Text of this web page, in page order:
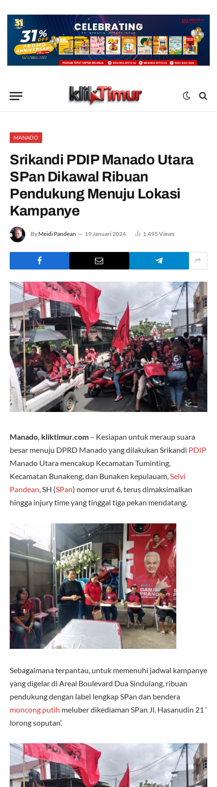
MANADO
Srikandi PDIP Manado Utara
SPan Dikawal Ribuan
Pendukung Menuju Lokasi
Kampanye
By Meidi Pandean 19 Januari 2024 1,495 Views
Manado, kliktimur.com – Kesiapan untuk meraup suara
besar menuju DPRD Manado yang dilakukan Srikandi PDIP
Manado Utara mencakup Kecamatan Tuminting,
Kecamatan Bunakeng, dan Bunaken kepulauam,Selvi
Pandean, SH (SPan) nomor urut 6, terus dimaksimalkan
hingga injury time yang tinggal tiga pekan mendatang.
Sebagaimana terpantau, untuk memenuhi jadwal kampanye
yang digelar di Areal Boulevard Dua Sindulang, ribuan
pendukung dengan label lengkap SPan dan bendera
moncong putih meluber dikediaman SPan Jl. Hasanudin 21 ‘
lorong soputan’.